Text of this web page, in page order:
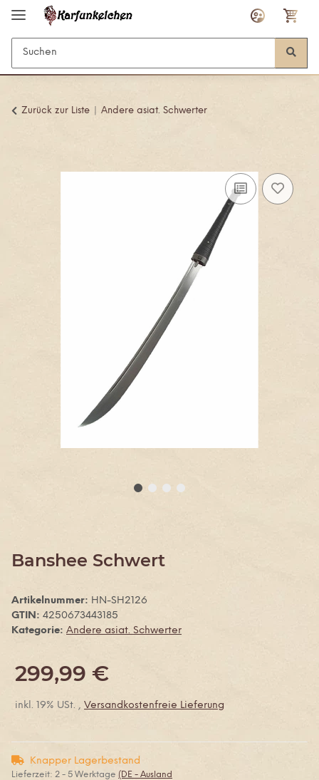
Zurück zur Liste Andere asiat. Schwerter
Banshee Schwert
Artikelnummer: HN-SH2126
GTIN: 4250673443185
Kategorie: Andere asiat. Schwerter
299,99 €
inkl. 19% USt. , Versandkostenfreie Lieferung
Knapper Lagerbestand
Lieferzeit: 2 - 5 Werktage (DE - Ausland